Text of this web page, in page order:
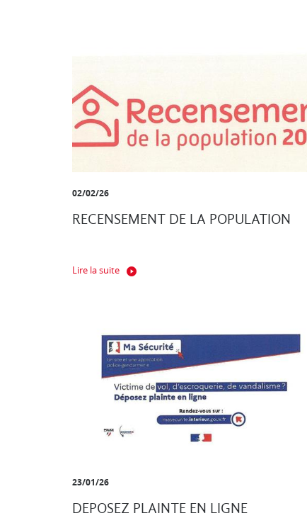
02/02/26
RECENSEMENT DE LA POPULATION
Lire la suite
23/01/26
DEPOSEZ PLAINTE EN LIGNE